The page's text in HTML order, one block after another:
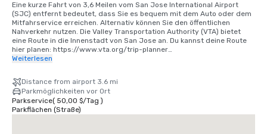
Eine kurze Fahrt von 3,6 Meilen vom San Jose International Airport
(SJC) entfernt bedeutet, dass Sie es bequem mit dem Auto oder dem
Mitfahrservice erreichen. Alternativ können Sie den öffentlichen
Nahverkehr nutzen. Die Valley Transportation Authority (VTA) bietet
eine Route in die Innenstadt von San Jose an. Du kannst deine Route
hier planen: https://www.vta.org/trip-planner
fahren Sie am besten 40 Minuten in Richtung Süden oder nutzen Sie
einen Mitfahrservice. Alternativ können Sie die Bahn über BART und
Caltrain nutzen. https://www.bart.gov und https://www.caltrain.com
Weiterlesen
Distance from airport 3.6 mi
Parkmöglichkeiten vor Ort
Parkservice( 50,00 $/Tag )
Parkflächen (Straße)